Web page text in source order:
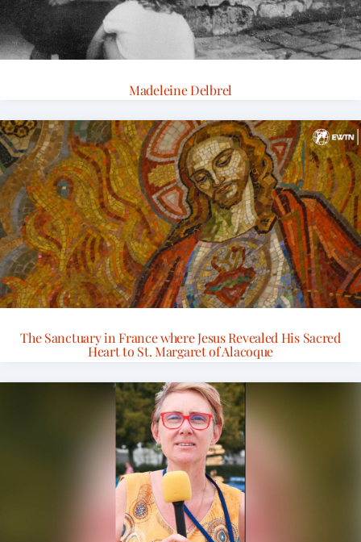
Madeleine Delbrel
The Sanctuary in France where Jesus Revealed His Sacred
Heart to St. Margaret of Alacoque